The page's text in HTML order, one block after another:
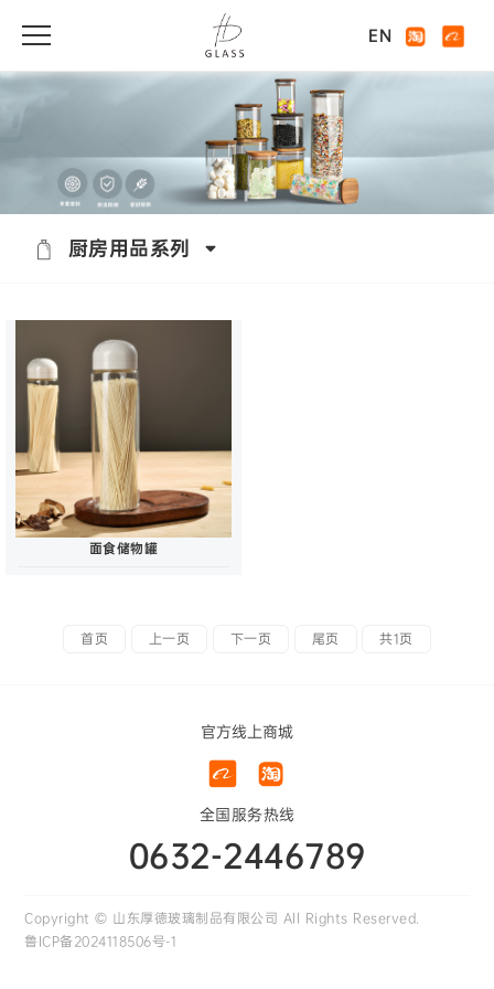
EN
厨房用品系列
面食储物罐
首页 上一页 下一页 尾页 共1页
官方线上商城
全国服务热线
0632-2446789
Copyright © 山东厚德玻璃制品有限公司 All Rights Reserved.
鲁ICP备2024118506号-1